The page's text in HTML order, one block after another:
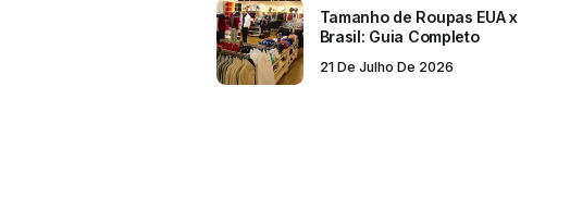
Tamanho de Roupas EUA x
Brasil: Guia Completo
21 De Julho De 2026